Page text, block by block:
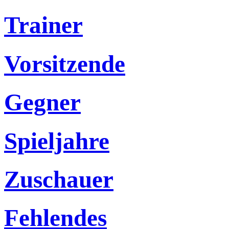
Trainer
Vorsitzende
Gegner
Spieljahre
Zuschauer
Fehlendes